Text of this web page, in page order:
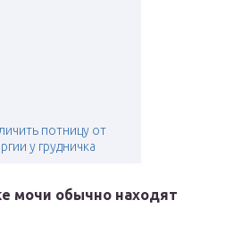
потницу от
у грудничка
мочи обычно находят